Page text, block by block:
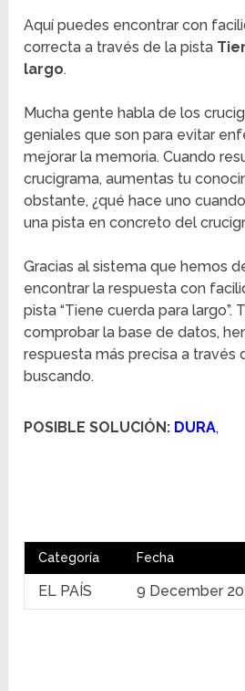
Aquí puedes encontrar con
correcta a través de la pista
largo.
Mucha gente habla de los
geniales que son para evitar
mejorar la memoria. Cuando
crucigrama, aumentas tu
obstante, ¿qué hace uno
una pista en concreto del
Gracias al sistema que hemos
encontrar la respuesta con
pista “Tiene cuerda para largo”.
comprobar la base de datos,
respuesta más precisa a través
buscando.
POSIBLE SOLUCIÓN: DURA,
Categoría Fecha
EL PAÍS 9 December